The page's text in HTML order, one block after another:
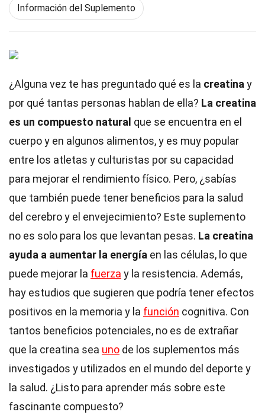
Información del Suplemento
¿Alguna vez te has preguntado qué es la creatina y
por qué tantas personas hablan de ella? La creatina
es un compuesto natural que se encuentra en el
cuerpo y en algunos alimentos, y es muy popular
entre los atletas y culturistas por su capacidad
para mejorar el rendimiento físico. Pero, ¿sabías
que también puede tener beneficios para la salud
del cerebro y el envejecimiento? Este suplemento
no es solo para los que levantan pesas. La creatina
ayuda a aumentar la energía en las células, lo que
puede mejorar la fuerza y la resistencia. Además,
hay estudios que sugieren que podría tener efectos
positivos en la memoria y la función cognitiva. Con
tantos beneficios potenciales, no es de extrañar
que la creatina sea uno de los suplementos más
investigados y utilizados en el mundo del deporte y
la salud. ¿Listo para aprender más sobre este
fascinante compuesto?